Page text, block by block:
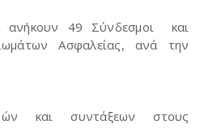
ανήκουν 49 Σύνδεσμοι και
Ασφαλείας, ανά την
και συντάξεων στους